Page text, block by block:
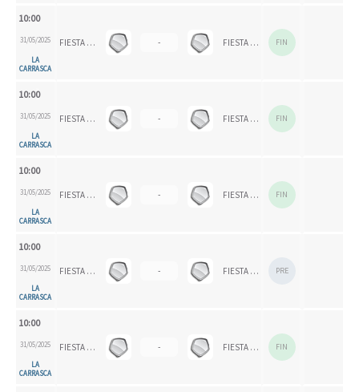
10:00
31/05/2025
LA
CARRASCA
FIESTA FINAL EEDDMM - FIESTA FINAL EEDDMM FIN
10:00
31/05/2025
LA
CARRASCA
FIESTA FINAL EEDDMM - FIESTA FINAL EEDDMM FIN
10:00
31/05/2025
LA
CARRASCA
FIESTA FINAL EEDDMM - FIESTA FINAL EEDDMM FIN
10:00
31/05/2025
LA
CARRASCA
FIESTA FINAL EEDDMM - FIESTA FINAL EEDDMM PRE
10:00
31/05/2025
LA
CARRASCA
FIESTA FINAL EEDDMM - FIESTA FINAL EEDDMM FIN